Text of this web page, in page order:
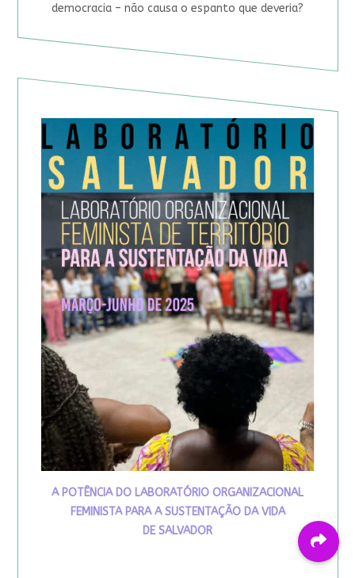
democracia – não causa o espanto que deveria?
A POTÊNCIA DO LABORATÓRIO ORGANIZACIONAL
FEMINISTA PARA A SUSTENTAÇÃO DA VIDA
DE SALVADOR